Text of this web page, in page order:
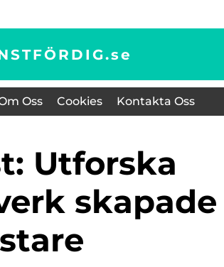
se
Oss Cookies Kontakta Oss
skapade